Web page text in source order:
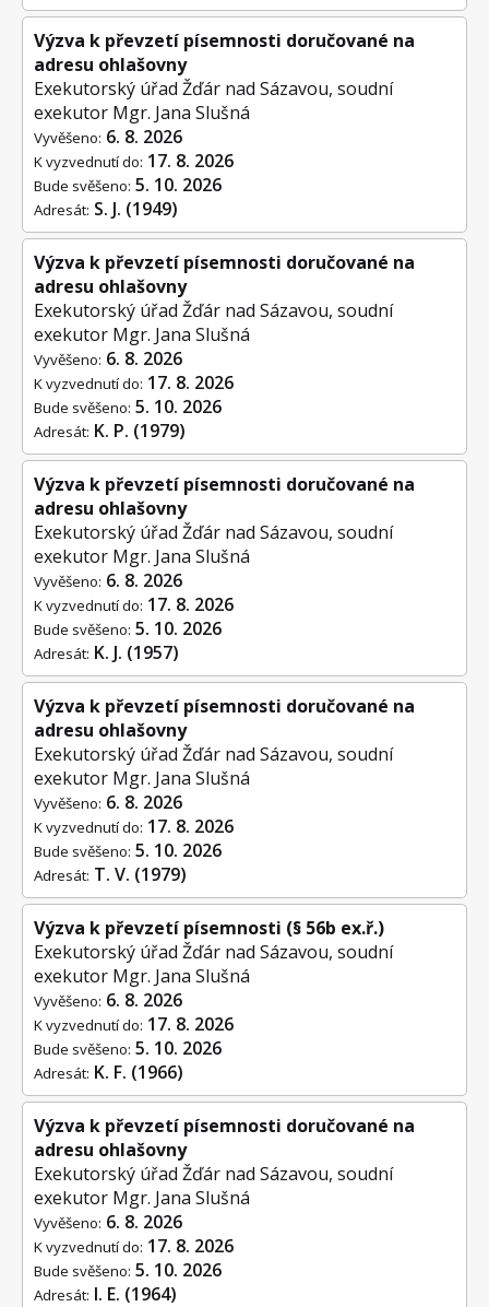
Výzva k převzetí písemnosti doručované na
adresu ohlašovny
Exekutorský úřad Žďár nad Sázavou, soudní
exekutor Mgr. Jana Slušná
Vyvěšeno: 6. 8. 2026
Adresát: S. J. (1949)
K vyzvednutí do: 17. 8. 2026
Bude svěšeno: 5. 10. 2026
Výzva k převzetí písemnosti doručované na
adresu ohlašovny
Exekutorský úřad Žďár nad Sázavou, soudní
exekutor Mgr. Jana Slušná
Vyvěšeno: 6. 8. 2026
Adresát: K. P. (1979)
K vyzvednutí do: 17. 8. 2026
Bude svěšeno: 5. 10. 2026
Výzva k převzetí písemnosti doručované na
adresu ohlašovny
Exekutorský úřad Žďár nad Sázavou, soudní
exekutor Mgr. Jana Slušná
Vyvěšeno: 6. 8. 2026
Adresát: K. J. (1957)
K vyzvednutí do: 17. 8. 2026
Bude svěšeno: 5. 10. 2026
Výzva k převzetí písemnosti doručované na
adresu ohlašovny
Exekutorský úřad Žďár nad Sázavou, soudní
exekutor Mgr. Jana Slušná
Vyvěšeno: 6. 8. 2026
Adresát: T. V. (1979)
K vyzvednutí do: 17. 8. 2026
Bude svěšeno: 5. 10. 2026
Výzva k převzetí písemnosti (§ 56b ex.ř.)
Exekutorský úřad Žďár nad Sázavou, soudní
exekutor Mgr. Jana Slušná
Vyvěšeno: 6. 8. 2026
Adresát: K. F. (1966)
K vyzvednutí do: 17. 8. 2026
Bude svěšeno: 5. 10. 2026
Výzva k převzetí písemnosti doručované na
adresu ohlašovny
Exekutorský úřad Žďár nad Sázavou, soudní
exekutor Mgr. Jana Slušná
Vyvěšeno: 6. 8. 2026
Adresát: I. E. (1964)
K vyzvednutí do: 17. 8. 2026
Bude svěšeno: 5. 10. 2026